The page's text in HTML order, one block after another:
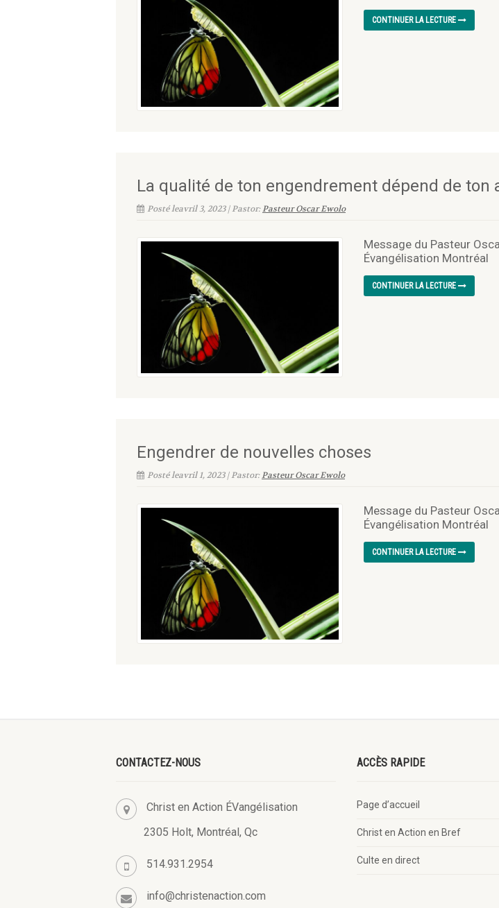
CONTINUER LA LECTURE
La qualité de ton engendrement dépend de ton
Posté leavril 3, 2023 | Pastor:Pasteur Oscar Ewolo
Message du Pasteur
Évangélisation Montréal
CONTINUER LA LECTURE
Engendrer de nouvelles choses
Posté leavril 1, 2023 | Pastor:Pasteur Oscar Ewolo
Message du Pasteur
Évangélisation Montréal
CONTINUER LA LECTURE
CONTACTEZ-NOUS
Christ en Action ÉVangélisation
2305 Holt, Montréal, Qc
514.931.2954
info@christenaction.com
ACCÈS RAPIDE
Page d’accueil
Christ en Action en Bref
Culte en direct